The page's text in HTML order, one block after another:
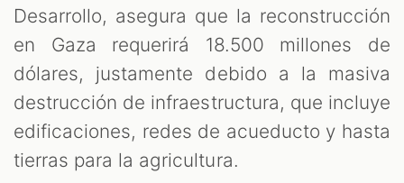
Desarrollo, asegura que la reconstrucción
en Gaza requerirá 18.500 millones de
dólares, justamente debido a la masiva
destrucción de infraestructura, que incluye
edificaciones, redes de acueducto y hasta
tierras para la agricultura.